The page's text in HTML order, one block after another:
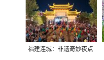
福建连城：非遗奇妙夜点